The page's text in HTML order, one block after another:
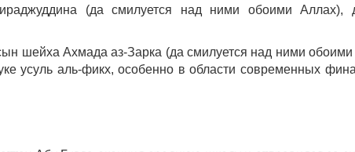
(да смилуется над ними обоими Аллах),
шейха Ахмада аз-Зарка (да смилуется над ними обоими
усуль аль-фикх, особенно в области современных